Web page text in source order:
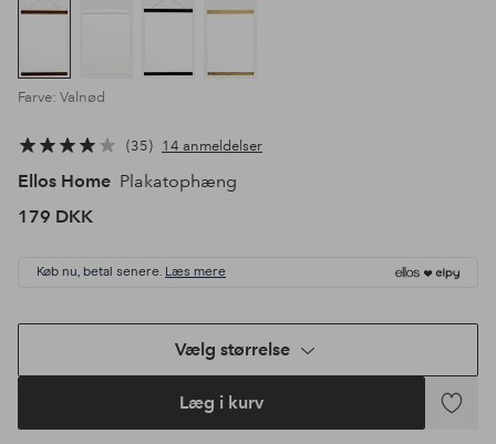
Farve: Valnød
35 14 anmeldelser
Ellos Home Plakatophæng
179 DKK
Køb nu, betal senere. Læs mere
Vælg størrelse
Læg i kurv
Tilføj